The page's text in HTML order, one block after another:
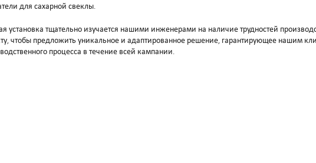
для сахарной свеклы.
установка тщательно изучается нашими инженерами на наличие трудностей
чтобы предложить уникальное и адаптированное решение, гарантирующее нашим
процесса в течение всей кампании.